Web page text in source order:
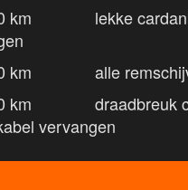
km lekke
km alle
km draadbreuk
vervangen